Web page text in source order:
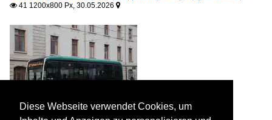
 41 1200x800 Px, 30.05.2026 
Diese Webseite verwendet Cookies, um